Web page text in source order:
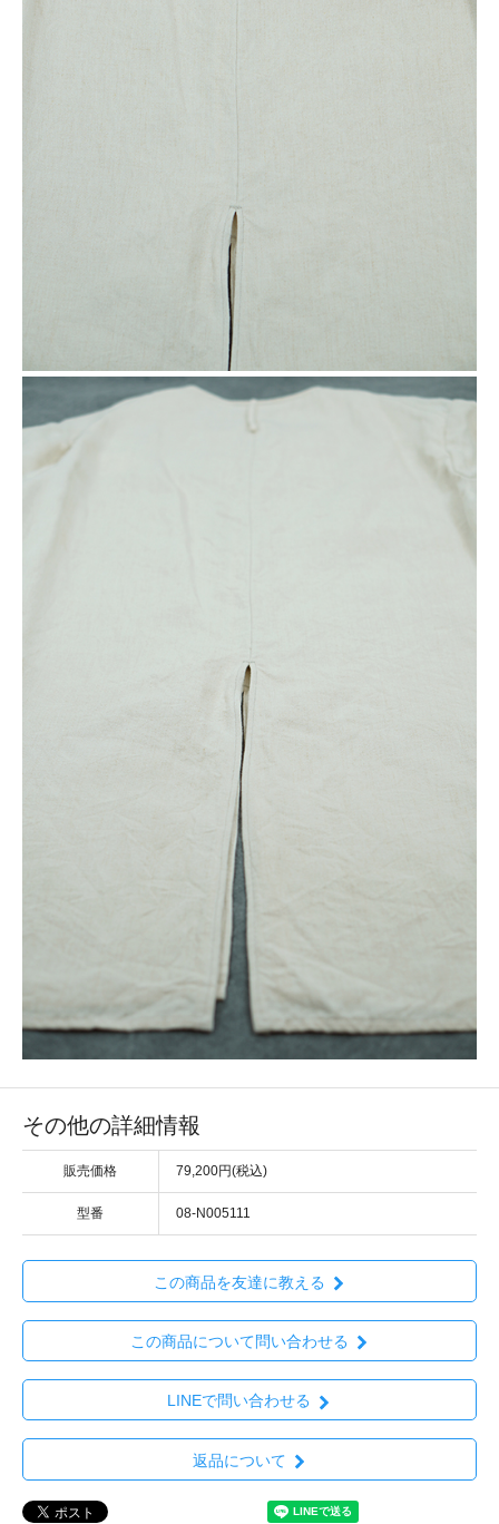
その他の詳細情報
販売価格 79,200円(税込)
型番 08-N005111
この商品を友達に教える
この商品について問い合わせる
LINEで問い合わせる
返品について